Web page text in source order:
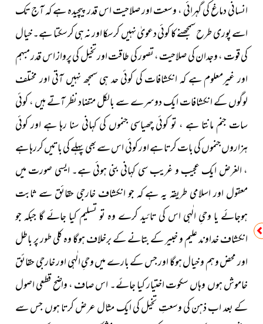
انسانی دماغ کی گہرائی ، وسعت اور صلاحیت اس قدر پیچیدہ ہے کہ آج تک
اسے پوری طرح سمجھنے کا کوئی دعویٰ نہیں کرسکا اور نہ ہی کرسکتا ہے۔ خیال
کی قوت ، وجدان کی صلاحیت ، تصور کی طاقت اور تخیل کی پرواز اس قدر مبہم
اور غیرمعلوم ہے کہ انکشافات کی کوئی حد ہی سمجھ نہیں آتی اور مختلف
لوگوں کے انکشافات ایک دوسرے سے بالکل متضاد نظر آتے ہیں ، کوئی
سات جنم مانتا ہے ، تو کوئی چھیاسی جنموں کی کہانی سنا رہا ہے اور کوئی
ہزاروں جنموں کی بات کرتا ہے اور کوئی اس سے بھی پہلے کی باتیں کررہا ہے
، الغرض ایک عجیب و غریب سی کہانی بنی ہوئی ہے۔ ایسی صورت میں
معقول اور اسلامی طریقہ یہ ہے کہ جو انکشاف خارجی حقائق سے ثابت
ہوجائے یا وحیِ الٰہی اس کی تائید کرے وہ تو تسلیم کیا جائے گا جبکہ جو
انکشاف خداوند علیم و خبیر کے بتانے کے برخلاف ہوگا وہ کلی طور پر باطل
اور محض وہم و خیال ہوگا اور جس کے بارے میں وحیِ الٰہی اور خارجی حقائق
خاموش ہوں وہاں سکوت اختیار کیا جائے۔ اس صاف ، واضح قطعی اصول
کے بعد اب ذہن کی وسعتِ تخیل کی ایک مثال عرض کرتا ہوں جس سے